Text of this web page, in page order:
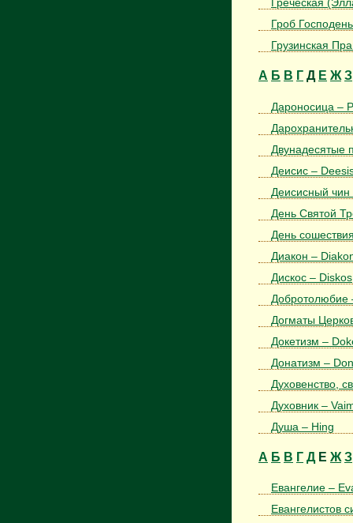
Греческая
Гроб
Грузинская
А Б В Г Д Е Ж З
Дароносица –
Двунадесятые
Деисис –
Деисисный
День Святой
День
Диакон –
Дискос – Diskos
Добротолюбие
Догматы
Докетизм –
Донатизм –
Духовенство,
Духовник –
Душа – Hing
А Б В Г Д Е Ж З
Евангелие –
Евангелистов